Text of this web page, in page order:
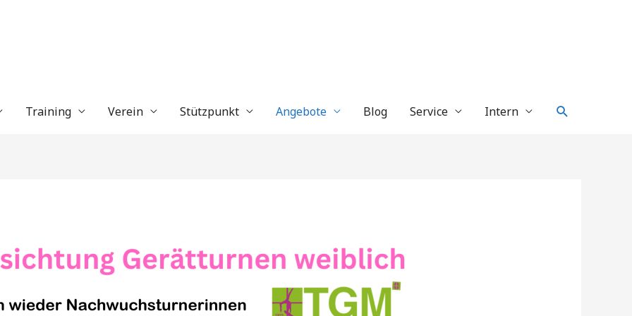
Training Verein Stützpunkt Angebote Blog Service Intern Suche